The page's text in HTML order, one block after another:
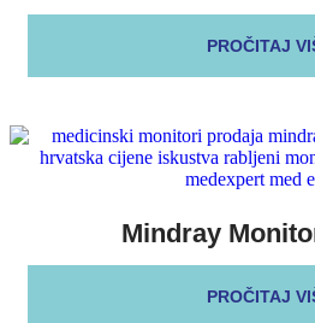
PROČITAJ
Mindray
PROČITAJ